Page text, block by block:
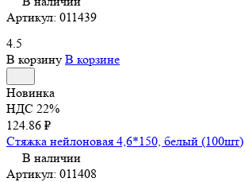
Артикул: 011439
4.5
В корзину В корзине
Новинка
НДС 22%
124.86 ₽
Стяжка нейлоновая 4,6*150, белый (100шт)
В наличии
Артикул: 011408